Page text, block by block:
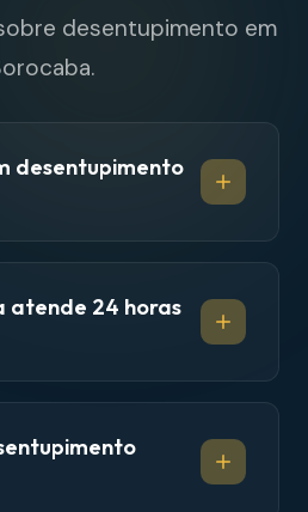
desentupimento em
desentupimento
atende 24 horas